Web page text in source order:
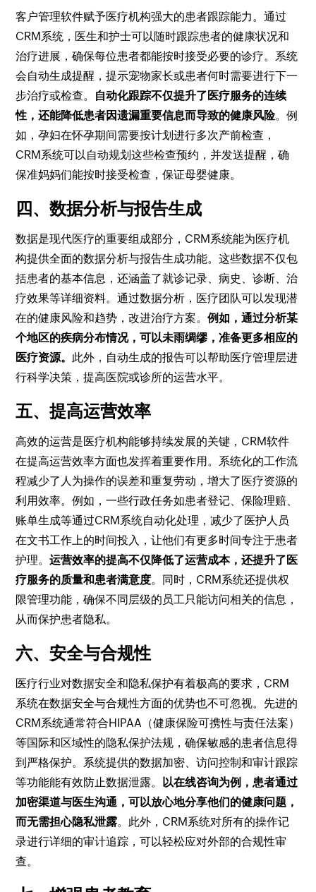
客户管理软件赋予医疗机构强大的患者跟踪能力。通过
CRM系统，医生和护士可以随时跟踪患者的健康状况和
治疗进展，确保每位患者都能按时接受必要的诊疗。系统
会自动生成提醒，提示宠物家长或患者何时需要进行下一
步治疗或检查。 自动化跟踪不仅提升了医疗服务的连续
性，还能降低患者因遗漏重要信息而导致的健康风险。例
如，孕妇在怀孕期间需要按计划进行多次产前检查，
CRM系统可以自动规划这些检查预约，并发送提醒，确
保准妈妈们能按时接受检查，保证母婴健康。
四、数据分析与报告生成
数据是现代医疗的重要组成部分，CRM系统能为医疗机
构提供全面的数据分析与报告生成功能。这些数据不仅包
括患者的基本信息，还涵盖了就诊记录、病史、诊断、治
疗效果等详细资料。通过数据分析，医疗团队可以发现潜
在的健康风险和趋势，改进治疗方案。例如，通过分析某
个地区的疾病分布情况，可以未雨绸缪，准备更多相应的
医疗资源。 此外，自动生成的报告可以帮助医疗管理层进
行科学决策，提高医院或诊所的运营水平。
五、提高运营效率
高效的运营是医疗机构能够持续发展的关键，CRM软件
在提高运营效率方面也发挥着重要作用。系统化的工作流
程减少了人为操作的误差和重复劳动，增大了医疗资源的
利用效率。例如，一些行政任务如患者登记、保险理赔、
账单生成等通过CRM系统自动化处理，减少了医护人员
在文书工作上的时间投入，让他们有更多时间专注于患者
护理。运营效率的提高不仅降低了运营成本，还提升了医
疗服务的质量和患者满意度。同时，CRM系统还提供权
限管理功能，确保不同层级的员工只能访问相关的信息，
从而保护患者隐私。
六、安全与合规性
医疗行业对数据安全和隐私保护有着极高的要求，CRM
系统在数据安全与合规性方面的优势也不可忽视。先进的
CRM系统通常符合HIPAA（健康保险可携性与责任法案）
等国际和区域性的隐私保护法规，确保敏感的患者信息得
到严格保护。系统提供的数据加密、访问控制和审计跟踪
等功能能有效防止数据泄露。 以在线咨询为例，患者通过
加密渠道与医生沟通，可以放心地分享他们的健康问题，
而无需担心隐私泄露。此外，CRM系统对所有的操作记
录进行详细的审计追踪，可以轻松应对外部的合规性审
查。